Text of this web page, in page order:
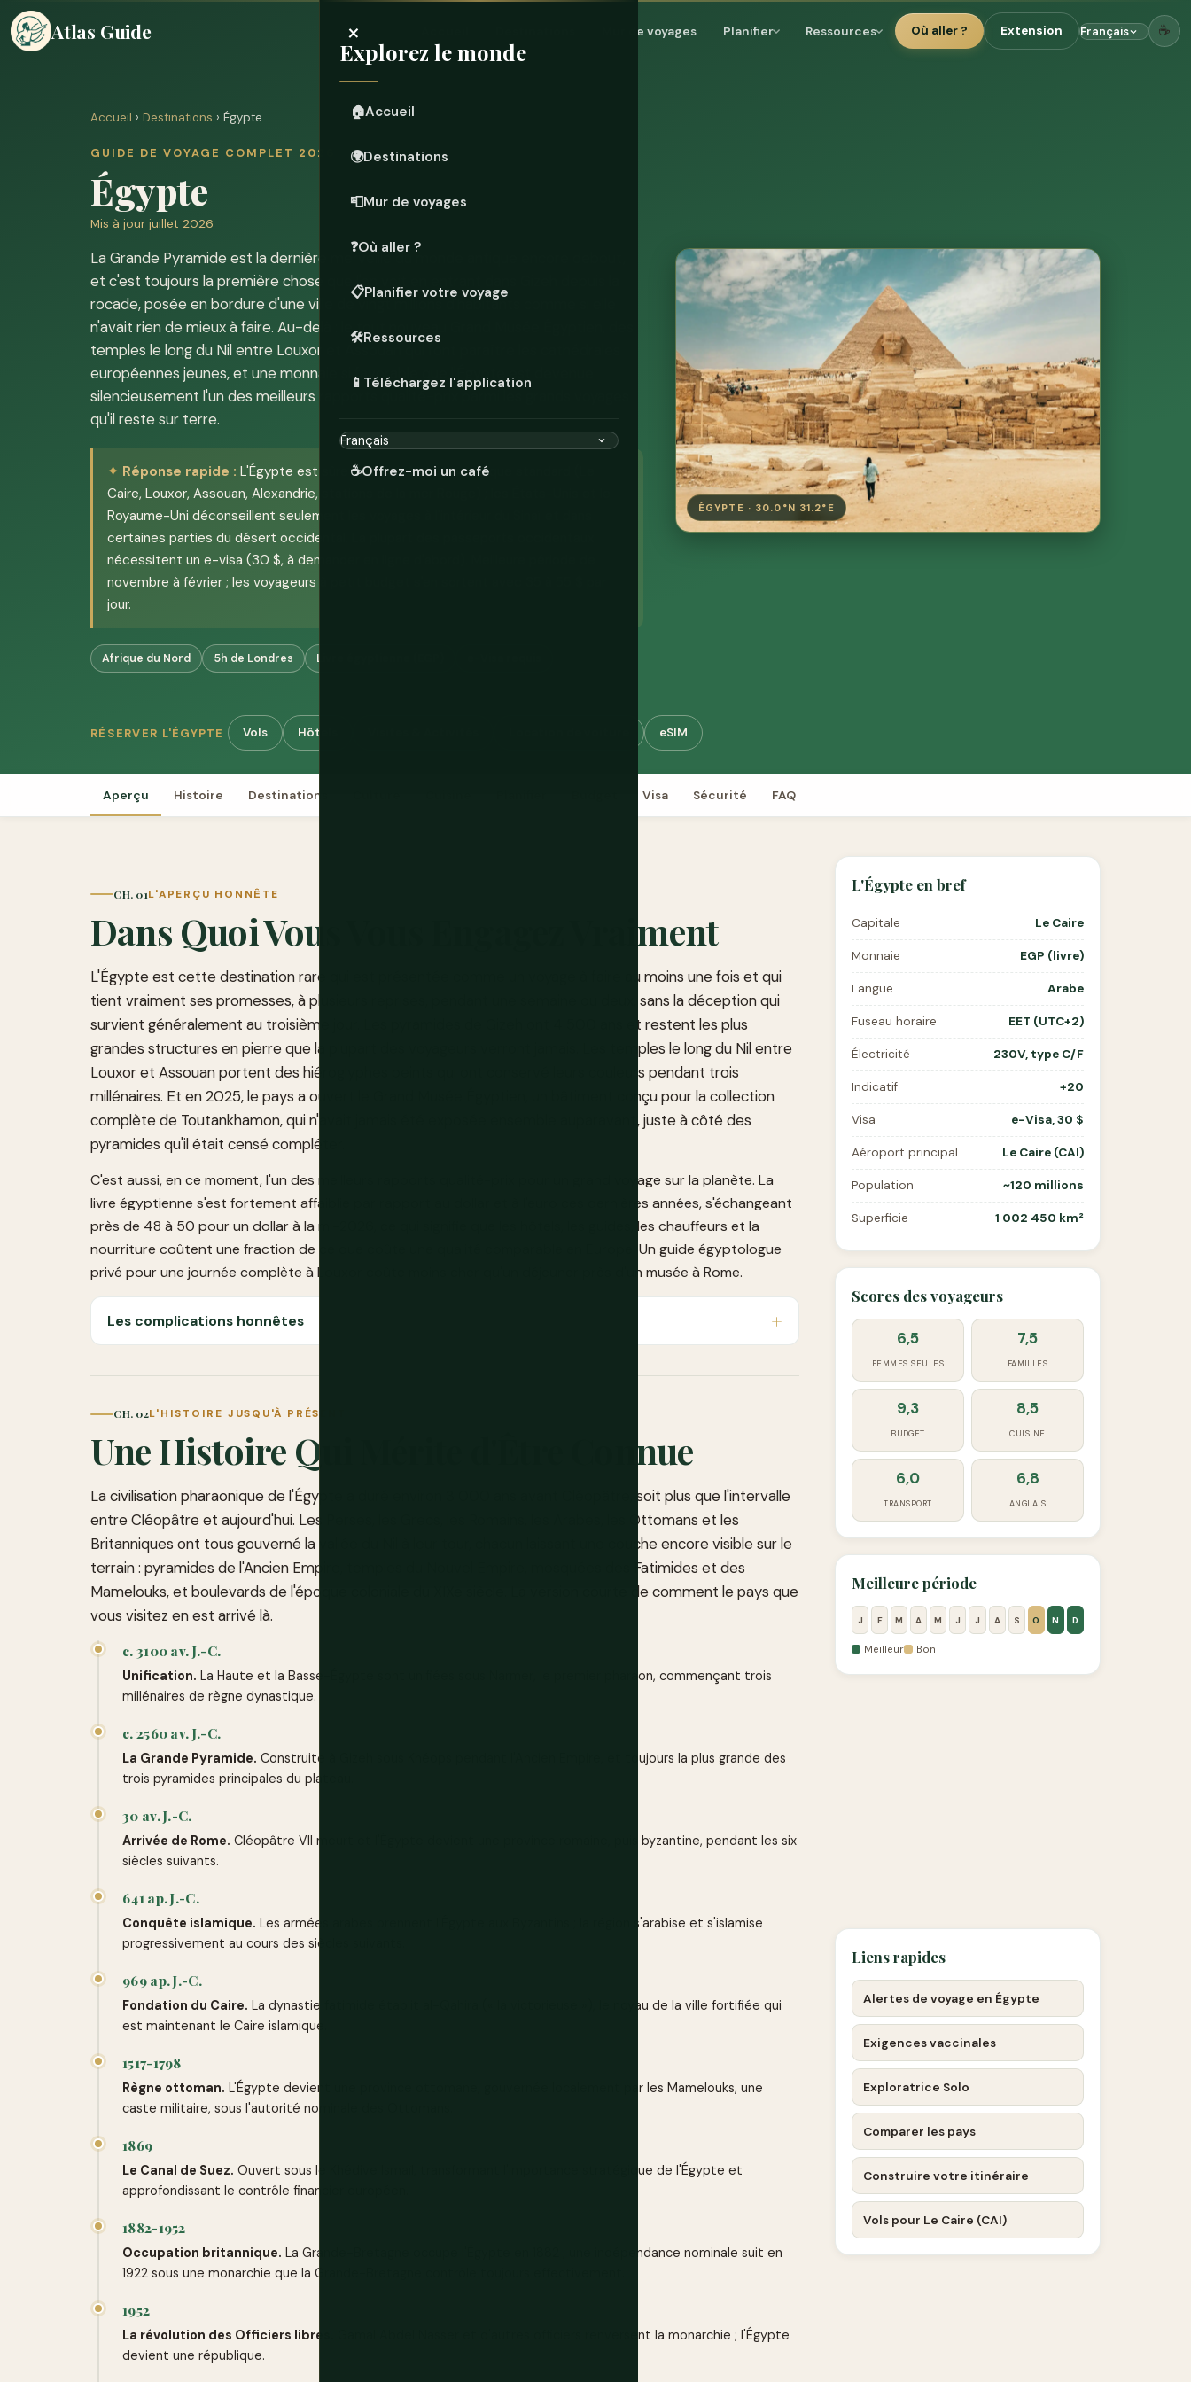
Atlas Guide Mur de voyages Planifier Ressources Où aller ? Extension ☕
×
Explorez le monde
🏠Accueil
🌍Destinations
📮Mur de voyages
❓Où aller ?
📋Planifier votre voyage
🛠️Ressources
📱 Téléchargez l'application
☕Offrez-moi un café
Accueil › Destinations › Égypte
GUIDE DE VOYAGE COMPLET 2026
Égypte
Mis à jour juillet 2026
La Grande Pyramide est la dernière merveille du monde antique encore debout,
et c'est toujours la première chose que l'on voit en entrant dans Gizeh depuis la
rocade, posée en bordure d'une ville de vingt millions d'habitants comme si elle
n'avait rien de mieux à faire. Au-delà : le tout nouveau Grand Musée Égyptien, des
temples le long du Nil entre Louxor et Assouan qui font paraître les cathédrales
européennes jeunes, et une monnaie si favorable que l'Égypte est devenue
silencieusement l'un des meilleurs rapports qualité-prix parmi les grands voyages
qu'il reste sur terre.
Réponse rapide : L'Égypte est sûre pour l'itinéraire touristique standard (Le
Caire, Louxor, Assouan, Alexandrie, stations de la mer Rouge) ; les États-Unis et le
Royaume-Uni déconseillent seulement les voyages à l'intérieur du Sinaï et dans
certaines parties du désert occidental. La plupart des passeports occidentaux
nécessitent un e-visa (30 $, à demander en ligne d'abord). Meilleure période de
novembre à février ; les voyageurs à petit budget s'en sortent avec 35 à 55 $ par
jour.
Afrique du Nord 5h de Londres Livre égyptienne (EGP)
ÉGYPTE · 30.0°N 31.2°E
RÉSERVER L'ÉGYPTE Vols Hôtels eSIM
Aperçu Histoire Destinations Visa Sécurité FAQ
CH. 01L'APERÇU HONNÊTE
Dans Quoi Vous Vous Engagez Vraiment
L'Égypte est cette destination rare qui est présentée comme un voyage à faire au moins une fois et qui
tient vraiment ses promesses, à plusieurs reprises, pendant une semaine ou deux, sans la déception qui
survient généralement au troisième jour. Les pyramides de Gizeh ont 4 500 ans et restent les plus
grandes structures en pierre que la plupart des voyageurs verront jamais. Les temples le long du Nil entre
Louxor et Assouan portent des hiéroglyphes peints qui ont conservé leurs couleurs pendant trois
millénaires. Et en 2025, le pays a ouvert le Grand Musée Égyptien, un bâtiment conçu pour la collection
complète de Toutankhamon, qui n'avait jamais été exposée ensemble auparavant, juste à côté des
pyramides qu'il était censé compléter.
C'est aussi, en ce moment, l'un des meilleurs rapports qualité-prix pour un grand voyage sur la planète. La
livre égyptienne s'est fortement affaiblie par rapport au dollar et à l'euro ces dernières années, s'échangeant
près de 48 à 50 pour un dollar à la mi-2026, ce qui signifie que les hôtels, les guides, les chauffeurs et la
nourriture coûtent une fraction de ce que coûte une qualité comparable en Europe. Un guide égyptologue
privé pour une journée complète à Louxor coûte moins cher qu'un déjeuner près d'un musée à Rome.
Les complications honnêtes
CH. 02L'HISTOIRE JUSQU'À PRÉSENT
Une Histoire Qui Mérite d'Être Connue
La civilisation pharaonique de l'Égypte a duré environ 3 000 ans avant Cléopâtre, soit plus que l'intervalle
entre Cléopâtre et aujourd'hui. Les Perses, les Grecs, les Romains, les Arabes, les Ottomans et les
Britanniques ont tous gouverné la vallée du Nil à leur tour, chacun laissant une couche encore visible sur le
terrain : pyramides de l'Ancien Empire, temples du Nouvel Empire, mosquées des Fatimides et des
Mamelouks, et boulevards de l'époque coloniale du XIXe siècle. La version courte de comment le pays que
vous visitez en est arrivé là.
c. 3100 av. J.-C.
Unification. La Haute et la Basse-Égypte sont unifiées sous Narmer, le premier pharaon, commençant trois
millénaires de règne dynastique.
c. 2560 av. J.-C.
La Grande Pyramide. Construite à Gizeh sous Khéops pendant l'Ancien Empire, et toujours la plus grande des
trois pyramides principales du plateau.
30 av. J.-C.
Arrivée de Rome. Cléopâtre VII meurt et l'Égypte devient une province romaine, puis byzantine, pendant les six
siècles suivants.
641 ap. J.-C.
Conquête islamique. Les armées arabes prennent l'Égypte aux Byzantins ; la région s'arabise et s'islamise
progressivement au cours des siècles suivants.
969 ap. J.-C.
Fondation du Caire. La dynastie fatimide établit al-Qahira (« la victorieuse »), le noyau de la ville fortifiée qui
est maintenant le Caire islamique.
1517-1798
Règne ottoman. L'Égypte devient une province ottomane, gouvernée localement par les Mamelouks, une
caste militaire, sous l'autorité nominale des Ottomans.
1869
Le Canal de Suez. Ouvert sous le Khédive Ismaïl, transformant l'importance stratégique de l'Égypte et
approfondissant le contrôle financier européen.
1882-1952
Occupation britannique. La Grande-Bretagne occupe l'Égypte en 1882 ; une indépendance nominale suit en
1922 sous une monarchie que la Grande-Bretagne contrôle toujours effectivement.
1952
La révolution des Officiers libres.
Gamal Abdel Nasser et d'autres officiers renversent la monarchie ; l'Égypte
devient une république.
L'Égypte en bref
Capitale Le Caire
Monnaie EGP (livre)
Langue Arabe
Fuseau horaire EET (UTC+2)
Électricité 230V, type C/F
Indicatif +20
Visa e-Visa, 30 $
Aéroport principal Le Caire (CAI)
Population ~120 millions
Superficie 1 002 450 km²
Scores des voyageurs
6,5
FEMMES SEULES
7,5
FAMILLES
9,3
BUDGET
8,5
CUISINE
6,0
TRANSPORT
6,8
ANGLAIS
Meilleure période
J F M A M J J A S O N D
Meilleur Bon
Liens rapides
Alertes de voyage en Égypte
Exigences vaccinales
Exploratrice Solo
Comparer les pays
Construire votre itinéraire
Vols pour Le Caire (CAI)